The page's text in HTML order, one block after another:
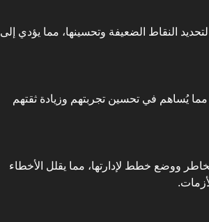
النقاط الضعيفة وتحسينها، مما يؤدي إلى
يُساهم في تحسين تجربتهم وزيادة ثقتهم
ووضع خطط لإدارتها، مما يقلل الأخطاء